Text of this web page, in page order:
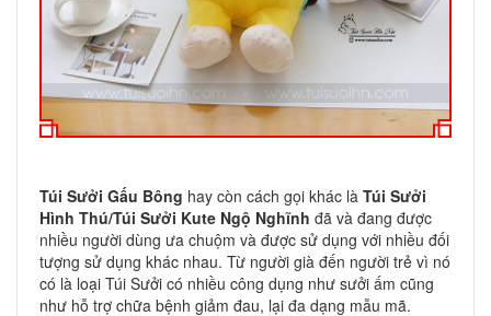
Túi Sưởi Gấu Bông hay còn cách gọi khác là Túi Sưởi
Hình Thú/Túi Sưởi Kute Ngộ Nghĩnh đã và đang được
nhiều người dùng ưa chuộm và được sử dụng với nhiều đối
tượng sử dụng khác nhau. Từ người già đến người trẻ vì nó
có là loại Túi Sưởi có nhiều công dụng như sưởi ấm cũng
như hỗ trợ chữa bệnh giảm đau, lại đa dạng mẫu mã.